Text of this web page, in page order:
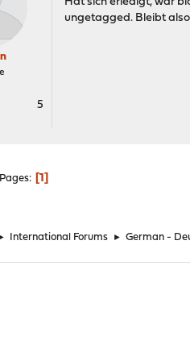
'-----+------'
|
5
ungetagged. Bleibt
Pages 1
International Forums ► German -